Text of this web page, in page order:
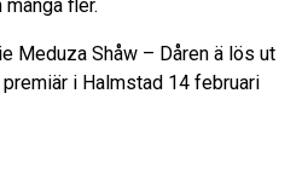
många fler.
Meduza Shåw – Dåren ä lös ut
i Halmstad 14 februari